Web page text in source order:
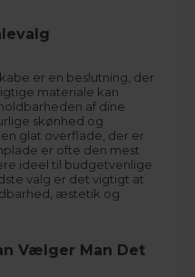
er en beslutning, der
materiale kan
af dine
skønhed og
glat overflade, der er
er ofte den mest
ideel til budgetvenlige
valg er det vigtigt at
æstetik og
Vælger Man Det